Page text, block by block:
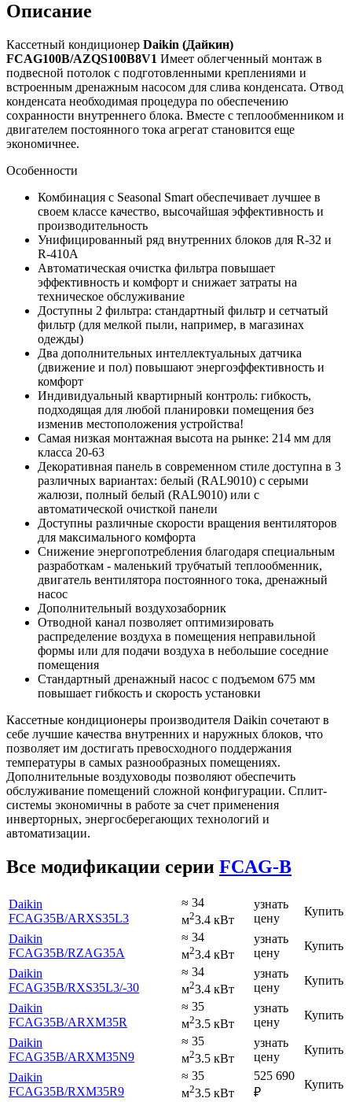
Описание
Кассетный кондиционер Daikin (Дайкин)
FCAG100B/AZQS100B8V1 Имеет облегченный монтаж в
подвесной потолок с подготовленными креплениями и
встроенным дренажным насосом для слива конденсата. Отвод
конденсата необходимая процедура по обеспечению
сохранности внутреннего блока. Вместе с теплообменником и
двигателем постоянного тока агрегат становится еще
экономичнее.
Особенности
Комбинация с Seasonal Smart обеспечивает лучшее в
своем классе качество, высочайшая эффективность и
производительность
Унифицированный ряд внутренних блоков для R-32 и
R-410A
Автоматическая очистка фильтра повышает
эффективность и комфорт и снижает затраты на
техническое обслуживание
Доступны 2 фильтра: стандартный фильтр и сетчатый
фильтр (для мелкой пыли, например, в магазинах
одежды)
Два дополнительных интеллектуальных датчика
(движение и пол) повышают энергоэффективность и
комфорт
Индивидуальный квартирный контроль: гибкость,
подходящая для любой планировки помещения без
изменив местоположения устройства!
Самая низкая монтажная высота на рынке: 214 мм для
класса 20-63
Декоративная панель в современном стиле доступна в 3
различных вариантах: белый (RAL9010) с серыми
жалюзи, полный белый (RAL9010) или с
автоматической очисткой панели
Доступны различные скорости вращения вентиляторов
для максимального комфорта
Снижение энергопотребления благодаря специальным
разработкам - маленький трубчатый теплообменник,
двигатель вентилятора постоянного тока, дренажный
насос
Дополнительный воздухозаборник
Отводной канал позволяет оптимизировать
распределение воздуха в помещения неправильной
формы или для подачи воздуха в небольшие соседние
помещения
Стандартный дренажный насос с подъемом 675 мм
повышает гибкость и скорость установки
Кассетные кондиционеры производителя Daikin сочетают в
себе лучшие качества внутренних и наружных блоков, что
позволяет им достигать превосходного поддержания
температуры в самых разнообразных помещениях.
Дополнительные воздуховоды позволяют обеспечить
обслуживание помещений сложной конфигурации. Сплит-
системы экономичны в работе за счет применения
инверторных, энергосберегающих технологий и
автоматизации.
Все модификации серии FCAG-B
Daikin
FCAG35B/ARXS35L3
≈ 34
м23.4 кВт
узнать
цену
Купить
Daikin
FCAG35B/RZAG35A
≈ 34
м23.4 кВт
узнать
цену
Купить
Daikin
FCAG35B/RXS35L3/-30
≈ 34
м23.4 кВт
узнать
цену
Купить
Daikin
FCAG35B/ARXM35R
≈ 35
м23.5 кВт
узнать
цену
Купить
Daikin
FCAG35B/ARXM35N9
≈ 35
м23.5 кВт
узнать
цену
Купить
Daikin
FCAG35B/RXM35R9
≈ 35
м23.5 кВт
525 690
₽
Купить